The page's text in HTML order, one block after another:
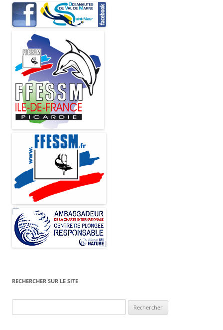
RECHERCHER SUR LE SITE